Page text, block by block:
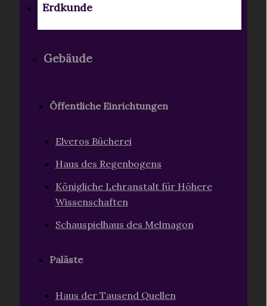
Erdkunde
Gebäude
Öffentliche Einrichtungen
Elveros Bücherei
Haus des Regenbogens
Königliche Lehranstalt für Höhere
Wissenschaften
Schauspielhaus des Melmagon
Paläste
Haus der Tausend Quellen